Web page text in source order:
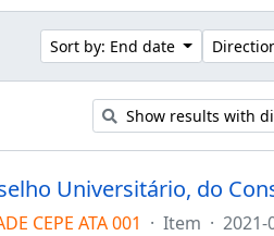
Sort by: End date
Show results with
CEPE ATA 001 · Item · 2021-